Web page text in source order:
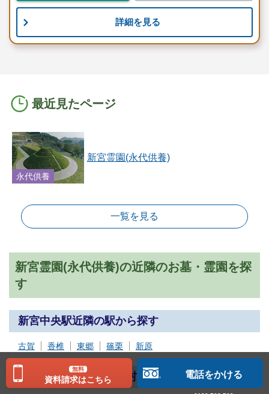
詳細を見る
最近見たページ
永代供養
新宮霊園(永代供養)
一覧を見る
新宮霊園(永代供養)の近隣のお墓・霊園を探
す
新宮中央駅近隣の駅から探す
古賀 香椎 東郷 篠栗 新原
北九州市近隣の市区町村から探す
無料
資料請求はこちら 電話をかける